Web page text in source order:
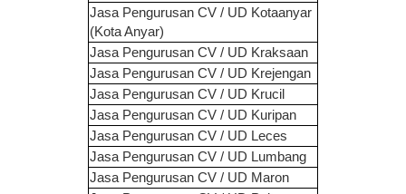
Jasa Pengurusan CV / UD Kotaanyar
(Kota Anyar)
Jasa Pengurusan CV / UD Kraksaan
Jasa Pengurusan CV / UD Krejengan
Jasa Pengurusan CV / UD Krucil
Jasa Pengurusan CV / UD Kuripan
Jasa Pengurusan CV / UD Leces
Jasa Pengurusan CV / UD Lumbang
Jasa Pengurusan CV / UD Maron